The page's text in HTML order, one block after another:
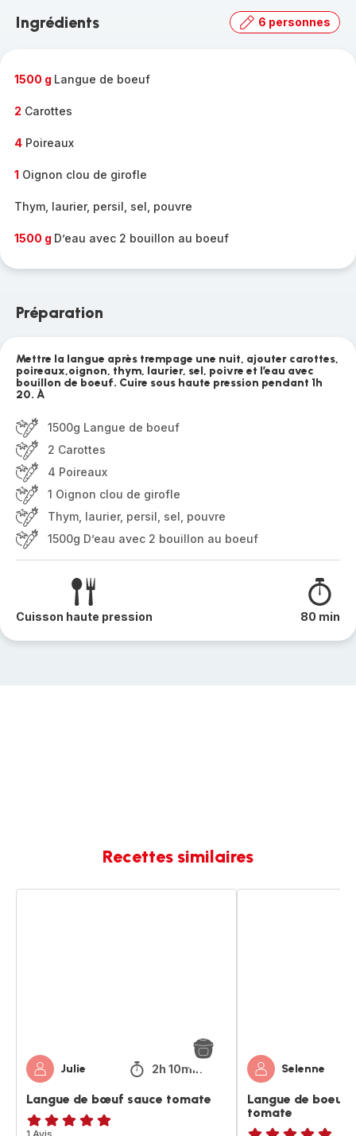
gamme
Ingrédients 6 personnes
1500 g Langue de boeuf
2 Carottes
4 Poireaux
1 Oignon clou de girofle
Thym, laurier, persil, sel, pouvre
1500 g D’eau avec 2 bouillon au boeuf
Préparation
Mettre la langue après trempage une nuit, ajouter carottes,
poireaux,oignon, thym, laurier, sel, poivre et l’eau avec
bouillon de boeuf. Cuire sous haute pression pendant 1h
20. À
1500g Langue de boeuf
2 Carottes
4 Poireaux
1 Oignon clou de girofle
Thym, laurier, persil, sel, pouvre
1500g D’eau avec 2 bouillon au boeuf
Cuisson haute pression 80 min
Recettes similaires
Julie 2h 10min
Langue de bœuf sauce tomate
Selenne
Langue de boeuf
tomate